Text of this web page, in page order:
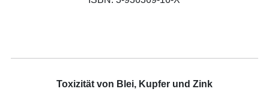
Toxizität von Blei, Kupfer und Zink